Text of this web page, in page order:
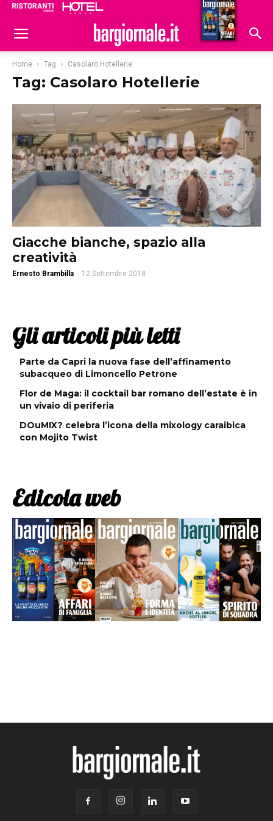
Hoteldomani
Home Tag Casolaro Hotellerie
Tag: Casolaro Hotellerie
Giacche bianche, spazio alla
creatività
Ernesto Brambilla - 12 Settembre 2018
Gli articoli più letti
Parte da Capri la nuova fase dell’affinamento
subacqueo di Limoncello Petrone
Flor de Maga: il cocktail bar romano dell’estate è in
un vivaio di periferia
DOuMIX? celebra l’icona della mixology caraibica
con Mojito Twist
Edicola web